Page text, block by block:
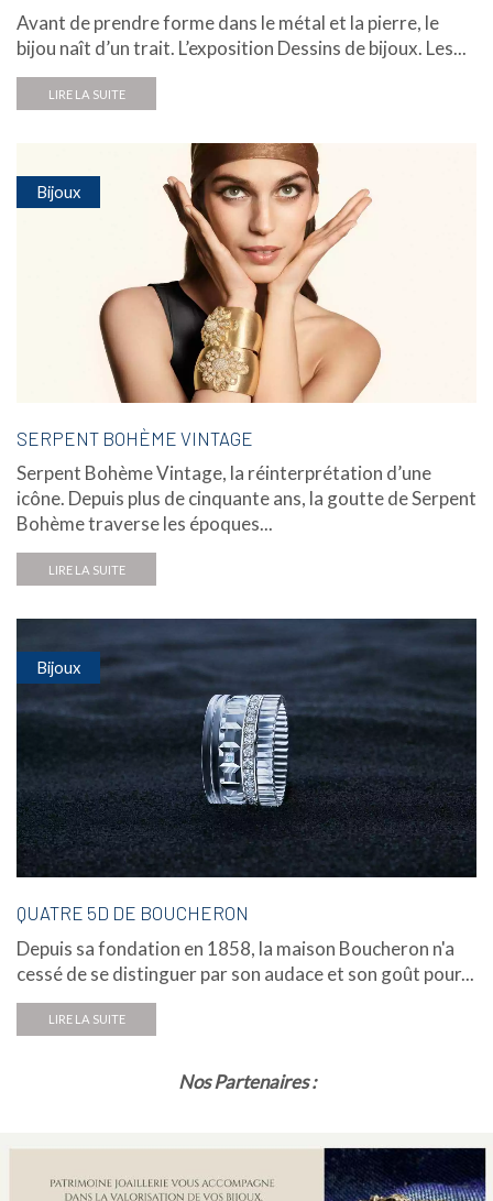
Avant de prendre forme dans le métal et la pierre, le
bijou naît d’un trait. L’exposition Dessins de bijoux. Les...
LIRE LA SUITE
Bijoux
SERPENT BOHÈME VINTAGE
Serpent Bohème Vintage, la réinterprétation d’une
icône. Depuis plus de cinquante ans, la goutte de Serpent
Bohème traverse les époques...
LIRE LA SUITE
Bijoux
QUATRE 5D DE BOUCHERON
Depuis sa fondation en 1858, la maison Boucheron n'a
cessé de se distinguer par son audace et son goût pour...
LIRE LA SUITE
Nos Partenaires :